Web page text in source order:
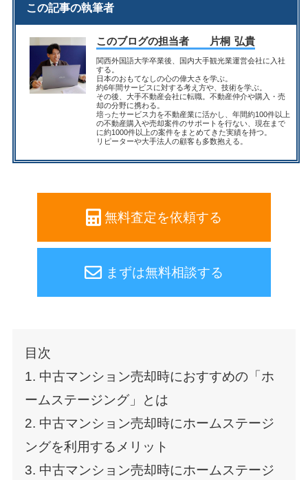
この記事の執筆者
このブログの担当者 片桐 弘貴
関西外国語大学卒業後、国内大手観光業運営会社に入社
する。
日本のおもてなしの心の偉大さを学ぶ。
約6年間サービスに対する考え方や、技術を学ぶ。
その後、大手不動産会社に転職。不動産仲介や購入・売
却の分野に携わる。
培ったサービス力を不動産業に活かし、年間約100件以上
の不動産購入や売却案件のサポートを行ない、現在まで
に約1000件以上の案件をまとめてきた実績を持つ。
リピーターや大手法人の顧客も多数抱える。
無料査定を依頼する
まずは無料相談する
目次
1. 中古マンション売却時におすすめの「ホ
ームステージング」とは
2. 中古マンション売却時にホームステージ
ングを利用するメリット
3. 中古マンション売却時にホームステージ